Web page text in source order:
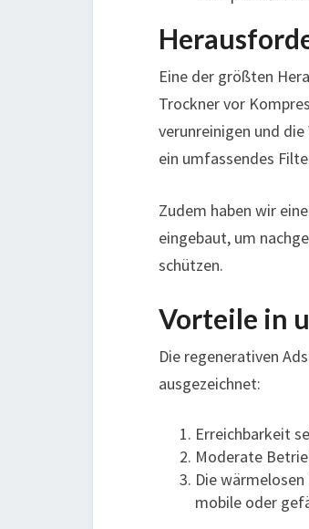
Eine der größten
Trockner vor
verunreinigen und
ein umfassendes
Zudem haben wir
eingebaut, um
schützen.
Vorteile in
Die regenerativen
ausgezeichnet:
Erreichbarkeit
Moderate
Die
mobile oder